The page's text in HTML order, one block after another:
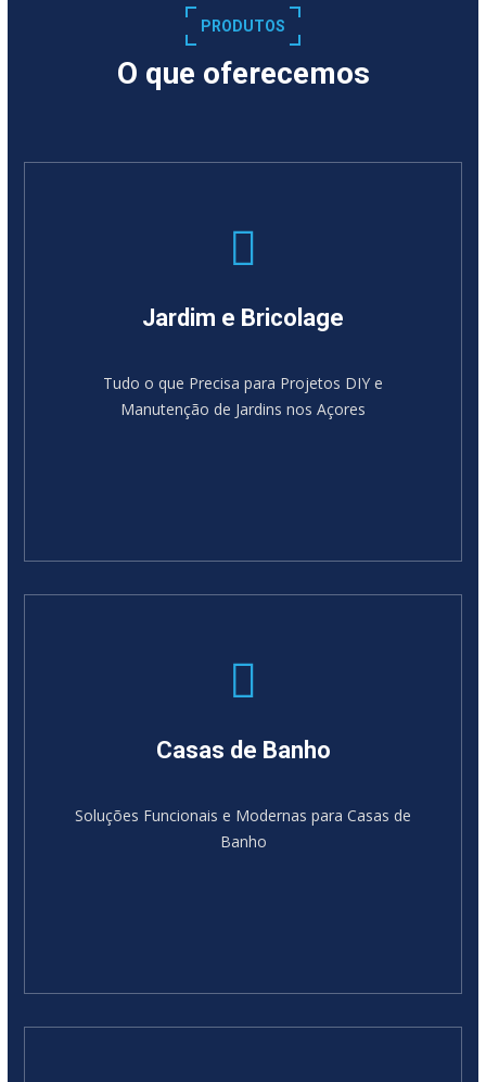
PRODUTOS
O que oferecemos
Jardim e Bricolage
Tudo o que Precisa para Projetos DIY e
Manutenção de Jardins nos Açores
Casas de Banho
Soluções Funcionais e Modernas para Casas de
Banho